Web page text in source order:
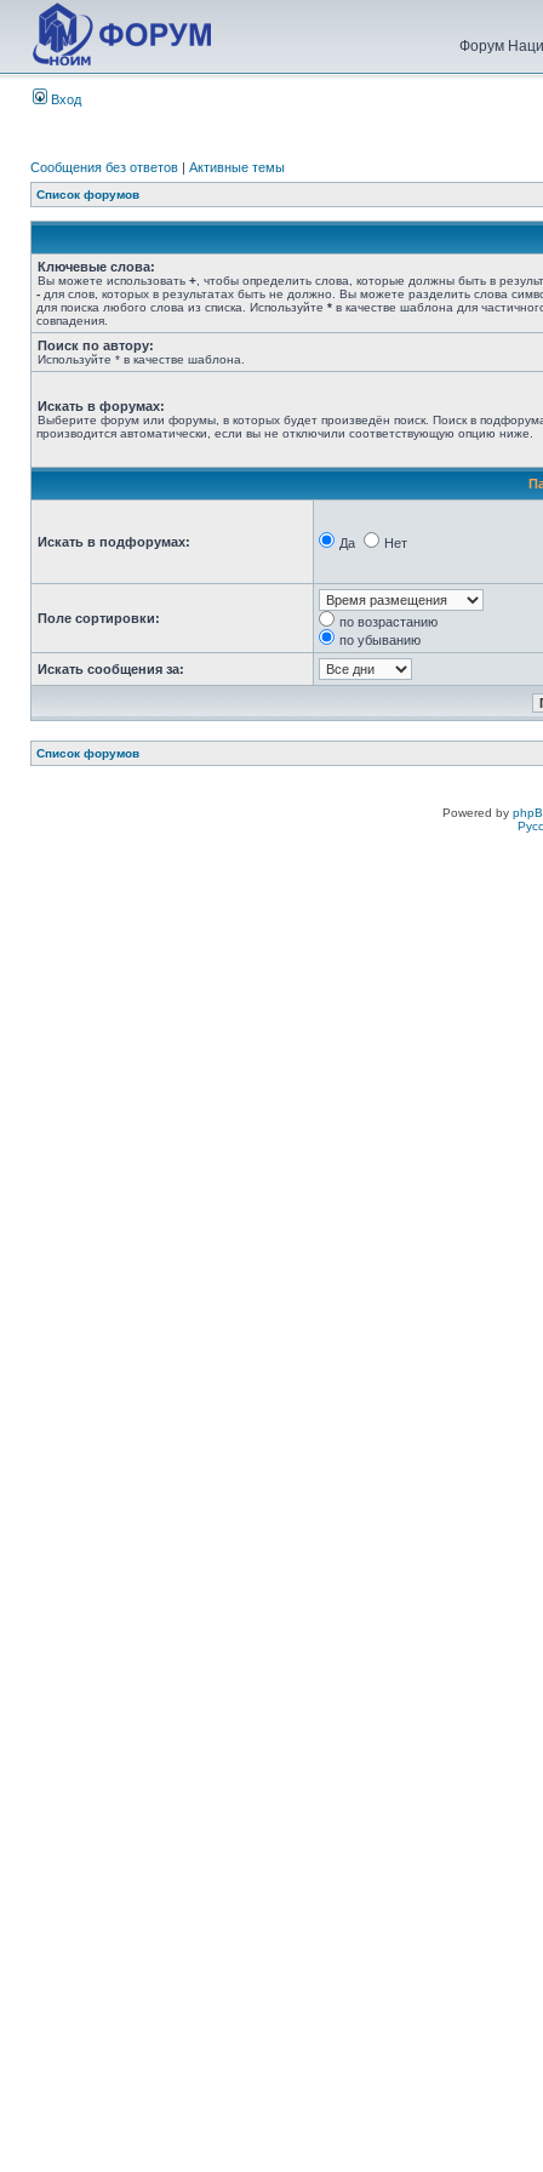
Форум
Вход
Сообщения без ответов | Активные темы
Список форумов
Ключевые слова:
Вы можете использовать + , чтобы определить слова, которые должны быть в
- для слов, которых в результатах быть не должно. Вы можете разделить слова
для поиска любого слова из списка. Используйте * в качестве шаблона для
совпадения.
Поиск по автору:
Используйте * в качестве шаблона.
Искать в форумах:
Выберите форум или форумы, в которых будет произведён поиск. Поиск в
производится автоматически, если вы не отключили соответствующую опцию ниже.
Искать в подфорумах: Да Нет
Поле сортировки:
по возрастанию
по убыванию
Искать сообщения за:
Список форумов
Powered by